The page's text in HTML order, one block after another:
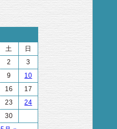
土 日
2
3
9
10
16
17
23
24
30